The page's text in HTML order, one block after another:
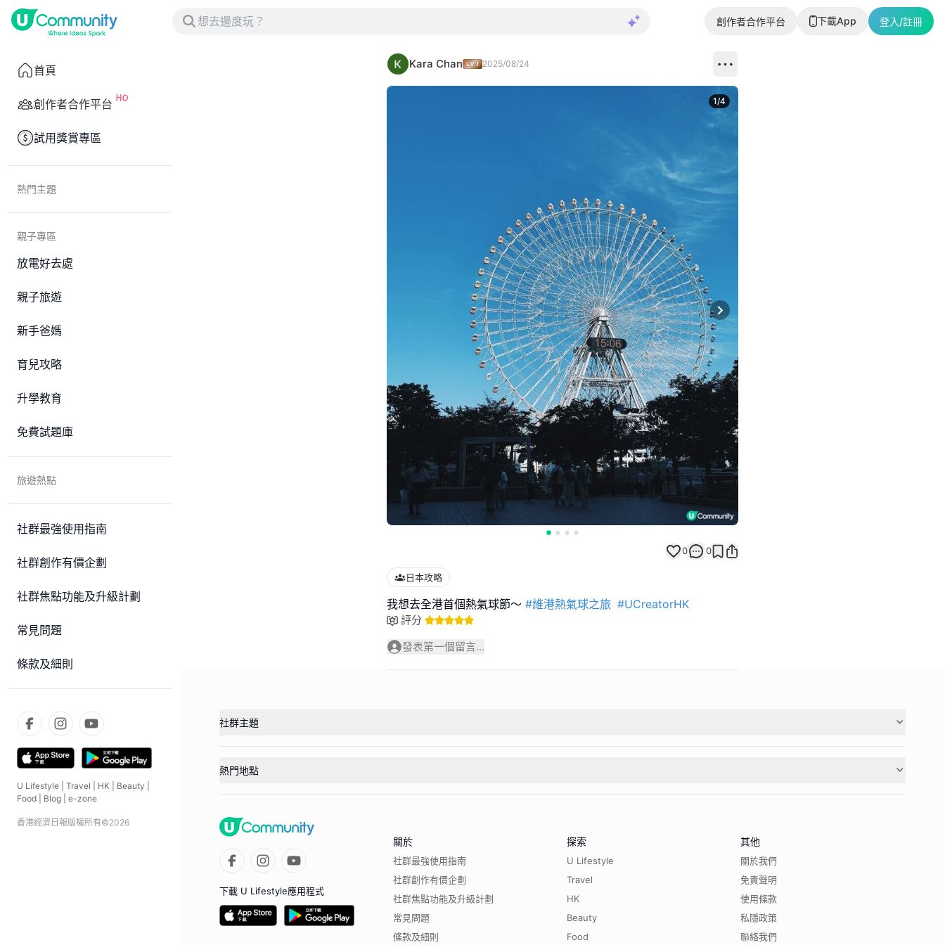
創作者合作平台 下載App 登入/註冊
首頁
創作者合作平台
試用獎賞專區
熱門主題
親子專區
放電好去處
親子旅遊
新手爸媽
育兒攻略
升學教育
免費試題庫
旅遊熱點
社群最強使用指南
社群創作有價企劃
社群焦點功能及升級計劃
常見問題
條款及細則
U Lifestyle Travel HK Beauty
Food
Blog e-zone
香港經濟日報版權所有©2026
Kara Chan 2025/08/24
Next slide
1/4
0 0
日本攻略
我想去全港首個熱氣球節～ #維港熱氣球之旅 #UCreatorHK
評分
發表第一個留言...
社群主題
熱門地點
下載 U Lifestyle應用程式
關於
社群最強使用指南
社群創作有價企劃
社群焦點功能及升級計劃
常見問題
條款及細則
探索
U Lifestyle
Travel
HK
Beauty
Food
其他
關於我們
免責聲明
使用條款
私隱政策
聯絡我們